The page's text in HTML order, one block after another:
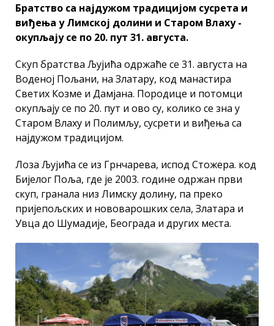
Братство са најдужом традицијом сусрета и
виђења у Лимској долини и Старом Влаху -
окупљају се по 20. пут 31. августа.
Скуп братства Љујића одржаће се 31. августа на
Воденој Пољани, на Златару, код манастира
Светих Козме и Дамјана. Породице и потомци
окупљају се по 20. пут и ово су, колико се зна у
Старом Влаху и Полимљу, сусрети и виђења са
најдужом традицијом.
Лоза Љујића се из Грнчарева, испод Стожера. код
Бијелог Поља, где је 2003. године одржан први
скуп, гранала низ Лимску долину, па преко
пријепољских и нововарошких села, Златара и
Увца до Шумадије, Београда и других места.